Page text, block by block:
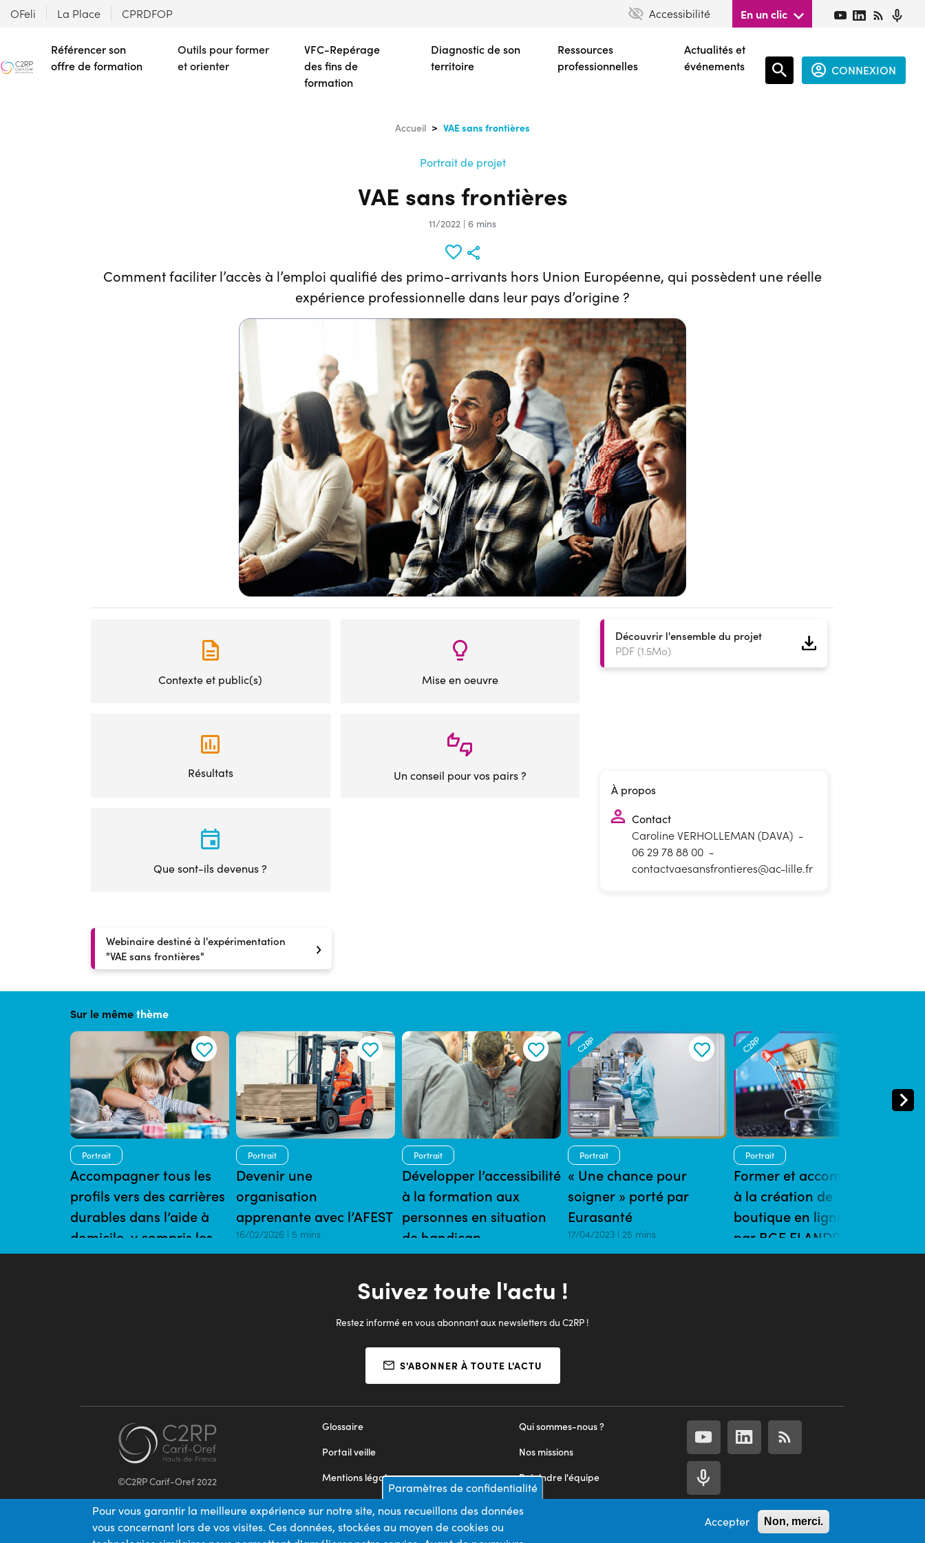
contenu
principal
OFeli La Place CPRDFOP Accessibilité En un clic
Référencer son
offre de formation
Outils pour former
et orienter
VFC-Repérage
des fins de
formation
Diagnostic de son
territoire
Ressources
professionnelles
Actualités et
événements
CONNEXION
Accueil VAE sans frontières
Portrait de projet
VAE sans frontières
11/2022 | 6 mins
Comment faciliter l’accès à l’emploi qualifié des primo-arrivants hors Union Européenne, qui possèdent une réelle
expérience professionnelle dans leur pays d’origine ?
Contexte et public(s) Mise en oeuvre
Résultats Un conseil pour vos pairs ?
Que sont-ils devenus ?
Découvrir l'ensemble du projet
PDF (1.5Mo)
À propos
Contact
Caroline VERHOLLEMAN (DAVA) -
06 29 78 88 00 -
contactvaesansfrontieres@ac-lille.fr
Webinaire destiné à l'expérimentation
"VAE sans frontières"
Sur le mêmethème
Portrait
Accompagner tous les
profils vers des carrières
durables dans l’aide à
domicile, y compris les
plus éloignés de l’emploi
Portrait
Devenir une
organisation
apprenante avec l’AFEST
16/02/2026 | 5 mins
Portrait
Développer l’accessibilité
à la formation aux
personnes en situation
de handicap
16/02/2026 | 5 mins
C2RP
Portrait
« Une chance pour
soigner » porté par
Eurasanté
17/04/2023 | 25 mins
C2RP
Portrait
Former et accompagner
à la création de
boutique en ligne porté
par BGE FLANDRE
CREATION
Suivez toute l'actu !
Restez informé en vous abonnant aux newsletters du C2RP !
S'ABONNER À TOUTE L'ACTU
©C2RP Carif-Oref 2022
Qui sommes-nous ?
Nos missions
Rejoindre l'équipe
Nous contacter
Glossaire
Portail veille
Mentions légales
Appels d'offres
Plan du site
Paramètres de confidentialité
Pour vous garantir la meilleure expérience sur notre site, nous recueillons des données
vous concernant lors de vos visites. Ces données, stockées au moyen de cookies ou
Accepter Non, merci.